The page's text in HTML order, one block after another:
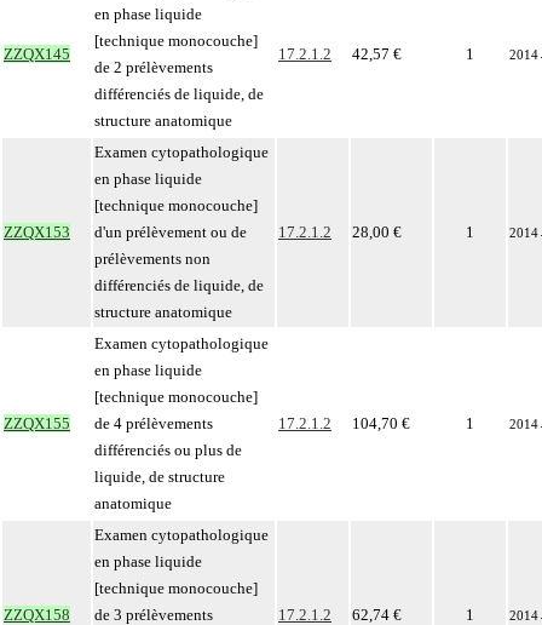
ZZQX145
en phase liquide
[technique monocouche]
de 2 prélèvements
différenciés de liquide, de
structure anatomique
17.2.1.2 42,57 € 1 2014
ZZQX153
Examen cytopathologique
en phase liquide
[technique monocouche]
d'un prélèvement ou de
prélèvements non
différenciés de liquide, de
structure anatomique
17.2.1.2 28,00 € 1 2014
ZZQX155
Examen cytopathologique
en phase liquide
[technique monocouche]
de 4 prélèvements
différenciés ou plus de
liquide, de structure
anatomique
17.2.1.2 104,70 € 1 2014
ZZQX158
Examen cytopathologique
en phase liquide
[technique monocouche]
de 3 prélèvements
17.2.1.2 62,74 € 1 2014